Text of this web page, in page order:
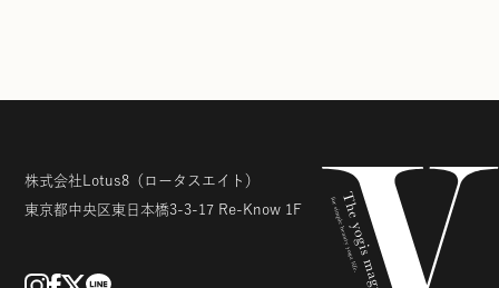
株式会社Lotus8 （ロータスエイト）
東京都中央区東日本橋3-3-17 Re-Know 1F